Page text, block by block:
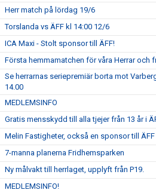
Herr match på lördag 19/6
Torslanda vs ÄFF kl 14:00 12/6
ICA Maxi - Stolt sponsor till ÄFF!
Första hemmamatchen för våra Herrar och
Se herrarnas seriepremiär borta mot
14.00
MEDLEMSINFO
Gratis mensskydd till alla tjejer från 13 år i
Melin Fastigheter, också en sponsor till ÄFF
7-manna planerna Fridhemsparken
Ny målvakt till herrlaget, upplyft från P19.
MEDLEMSINFO!